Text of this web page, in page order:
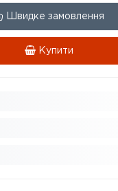
Швидке замовлення
Купити